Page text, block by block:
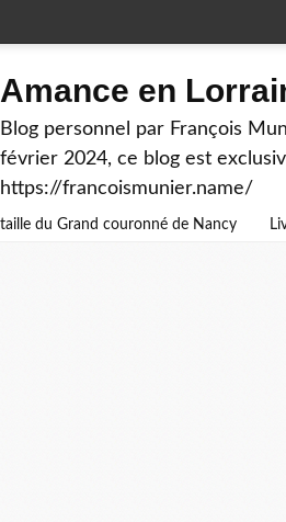
Amance en
Blog personnel par François
février 2024, ce blog est
https://francoismunier.name/
du Grand couronné de Nancy